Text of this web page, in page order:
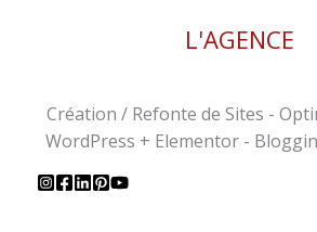
L'AGENCE
Création / Refonte de Sites -
WordPress + Elementor -